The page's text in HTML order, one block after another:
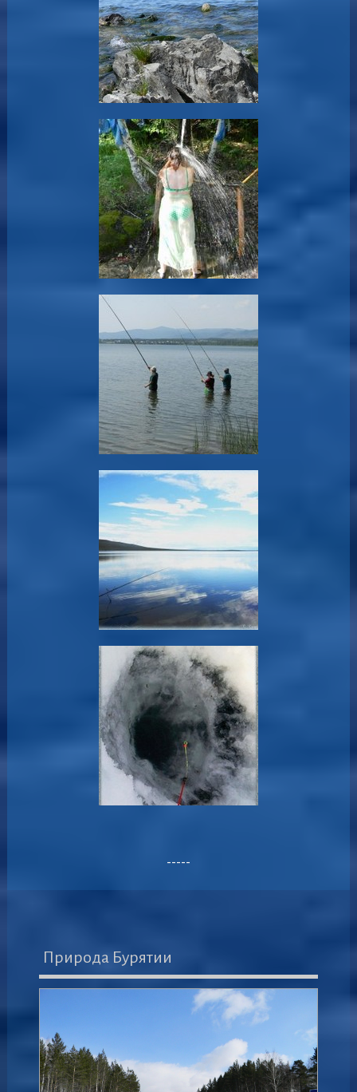
-----
Природа Бурятии